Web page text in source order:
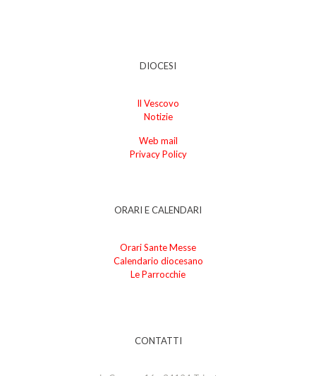
DIOCESI
Il Vescovo
Notizie
Web mail
Privacy Policy
ORARI E CALENDARI
Orari Sante Messe
Calendario diocesano
Le Parrocchie
CONTATTI